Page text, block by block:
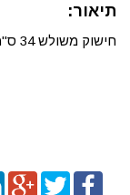
תיאור:
חישוק משולש 34 ס"מ